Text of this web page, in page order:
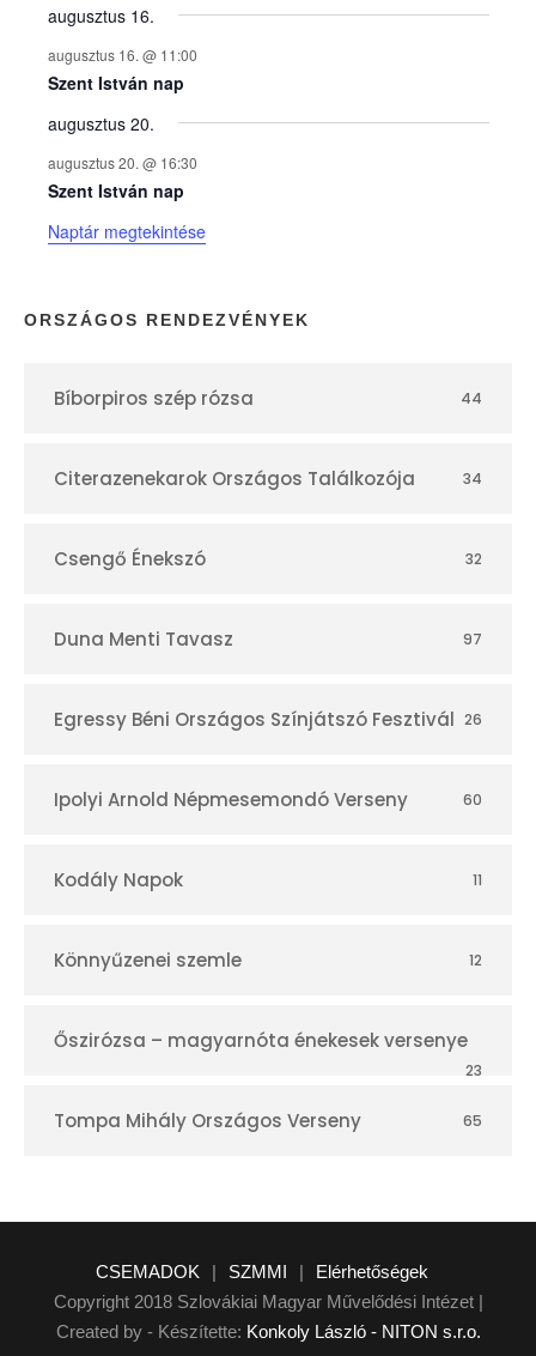
y
e
k
n
a
p
r
augusztus 16.
augusztus 16. @ 11:00
Szent István nap
augusztus 20.
augusztus 20. @ 16:30
Szent István nap
Naptár megtekintése
ORSZÁGOS RENDEZVÉNYEK
Bíborpiros szép rózsa 44
Citerazenekarok Országos Találkozója 34
Csengő Énekszó 32
Duna Menti Tavasz 97
Egressy Béni Országos Színjátszó Fesztivál 26
Ipolyi Arnold Népmesemondó Verseny 60
Kodály Napok 11
Könnyűzenei szemle 12
Őszirózsa – magyarnóta énekesek versenye
23
Tompa Mihály Országos Verseny 65
CSEMADOK | SZMMI |
Elérhetőségek
Copyright 2018 Szlovákiai Magyar Művelődési Intézet |
Created by - Készítette: Konkoly László - NITON s.r.o.